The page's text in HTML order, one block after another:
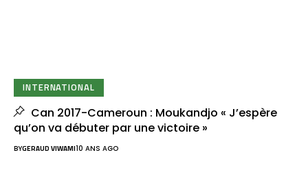
INTERNATIONAL
Can 2017-Cameroun : Moukandjo « J’espère
qu’on va débuter par une victoire »
BYGERAUD VIWAMI10 ANS AGO